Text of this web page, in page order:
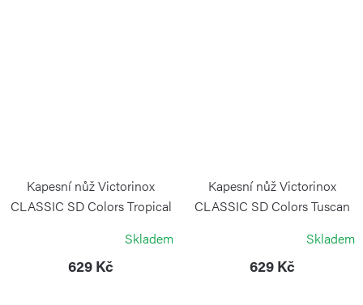
Kapesní nůž Victorinox
CLASSIC SD Colors Tropical
Skladem
629 Kč
Kapesní nůž Victorinox
CLASSIC SD Colors Tuscan
Skladem
629 Kč